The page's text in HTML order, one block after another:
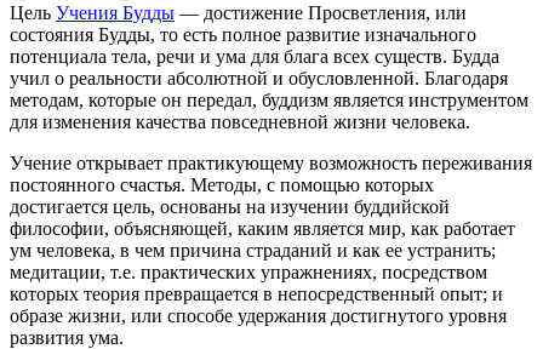
Цель Учения Будды — достижение Просветления, или
состояния Будды, то есть полное развитие изначального
потенциала тела, речи и ума для блага всех существ. Будда
учил о реальности абсолютной и обусловленной. Благодаря
методам, которые он передал, буддизм является инструментом
для изменения качества повседневной жизни человека.
Учение открывает практикующему возможность переживания
постоянного счастья. Методы, с помощью которых
достигается цель, основаны на изучении буддийской
философии, объясняющей, каким является мир, как работает
ум человека, в чем причина страданий и как ее устранить;
медитации, т.е. практических упражнениях, посредством
которых теория превращается в непосредственный опыт; и
образе жизни, или способе удержания достигнутого уровня
развития ума.